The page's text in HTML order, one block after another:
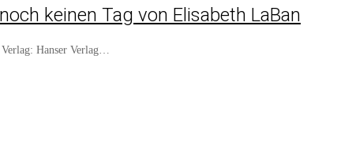
keinen Tag von Elisabeth LaBan
Hanser Verlag…